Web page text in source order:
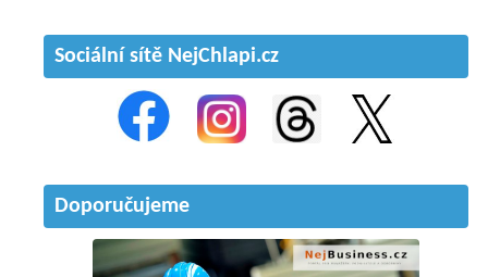
Sociální sítě NejChlapi.cz
Doporučujeme